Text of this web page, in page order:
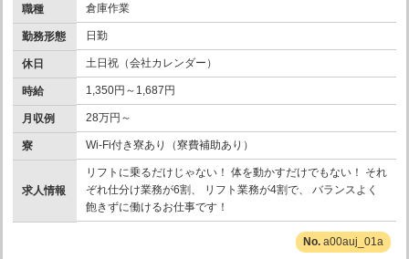
職種 倉庫作業
勤務形態 日勤
休日 土日祝（会社カレンダー）
時給 1,350円～1,687円
月収例 28万円～
寮 Wi-Fi付き寮あり（寮費補助あり）
求人情報
リフトに乗るだけじゃない！ 体を動かすだけでもない！ それ
ぞれ仕分け業務が6割、 リフト業務が4割で、 バランスよく
飽きずに働けるお仕事です！
a00auj_01a